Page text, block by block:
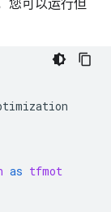
您可以运行但
as tfmot